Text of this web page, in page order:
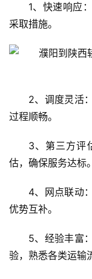
1、快速响应
采取措施。
2、调度灵活
过程顺畅。
3、第三方评
估，确保服务达标。
4、网点联动
优势互补。
5、经验丰富
验，熟悉各类运输